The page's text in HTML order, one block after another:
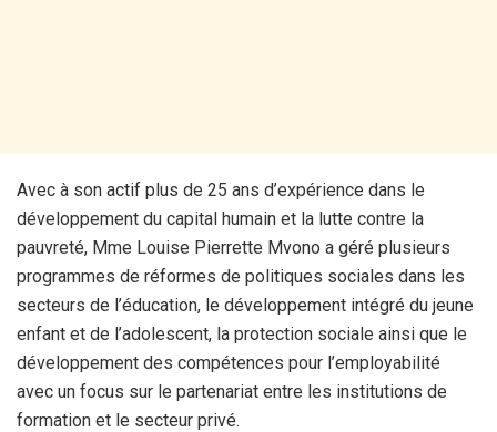
Avec à son actif plus de 25 ans d’expérience dans le
développement du capital humain et la lutte contre la
pauvreté, Mme Louise Pierrette Mvono a géré plusieurs
programmes de réformes de politiques sociales dans les
secteurs de l’éducation, le développement intégré du jeune
enfant et de l’adolescent, la protection sociale ainsi que le
développement des compétences pour l’employabilité
avec un focus sur le partenariat entre les institutions de
formation et le secteur privé.